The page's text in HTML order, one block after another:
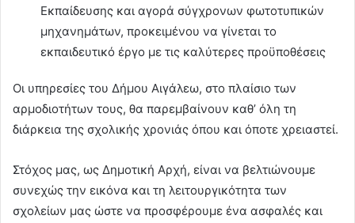
Εκπαίδευσης και αγορά σύγχρονων φωτοτυπικών
μηχανημάτων, προκειμένου να γίνεται το
εκπαιδευτικό έργο με τις καλύτερες προϋποθέσεις
Οι υπηρεσίες του Δήμου Αιγάλεω, στο πλαίσιο των
αρμοδιοτήτων τους, θα παρεμβαίνουν καθ’ όλη τη
διάρκεια της σχολικής χρονιάς όπου και όποτε χρειαστεί.
Στόχος μας, ως Δημοτική Αρχή, είναι να βελτιώνουμε
συνεχώς την εικόνα και τη λειτουργικότητα των
σχολείων μας ώστε να προσφέρουμε ένα ασφαλές και